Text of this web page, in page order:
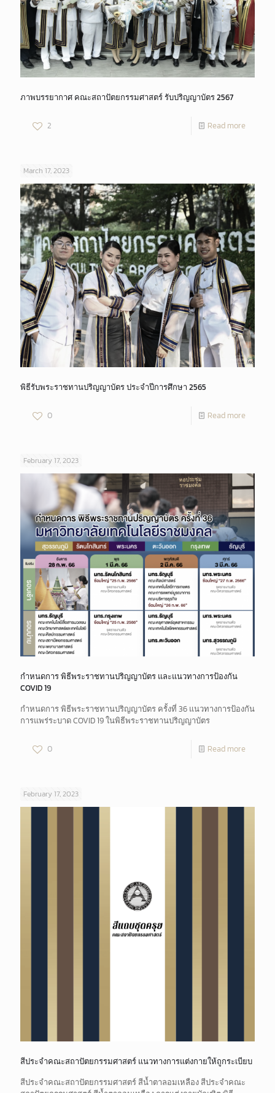
ภาพบรรยากาศ คณะสถาปัตยกรรมศาสตร์ รับปริญญาบัตร 2567
2 Read more
March 17, 2023
พิธีรับพระราชทานปริญญาบัตร ประจำปีการศึกษา 2565
0 Read more
February 17, 2023
กำหนดการ พิธีพระราชทานปริญญาบัตร และแนวทางการป้องกัน
COVID 19
กำหนดการ พิธีพระราชทานปริญญาบัตร ครั้งที่ 36 แนวทางการป้องกัน
การแพร่ระบาด COVID 19 ในพิธีพระราชทานปริญญาบัตร
0 Read more
February 17, 2023
สีประจำคณะสถาปัตยกรรมศาสตร์ แนวทางการแต่งกายให้ถูกระเบียบ
สีประจำคณะสถาปัตยกรรมศาสตร์ สีน้ำตาลอมเหลือง สีประจำคณะ